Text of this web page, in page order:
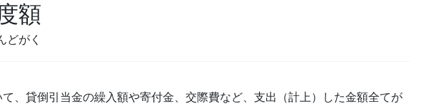
額
どがく
、貸倒引当金の繰入額や寄付金、交際費など、支出（計上）した金額全てが